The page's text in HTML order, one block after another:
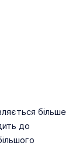
більше
до